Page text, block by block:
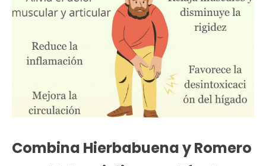
Combina Hierbabuena y Romero